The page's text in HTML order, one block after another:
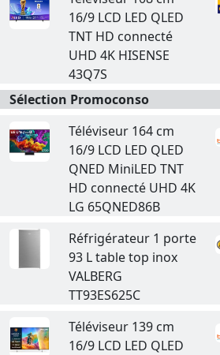
16/9 LCD LED QLED
TNT HD connecté
UHD 4K HISENSE
43Q7S
Sélection Promoconso
Téléviseur 164 cm
16/9 LCD LED QLED
QNED MiniLED TNT
HD connecté UHD 4K
LG 65QNED86B
Réfrigérateur 1 porte
93 L table top inox
VALBERG
TT93ES625C
Téléviseur 139 cm
16/9 LCD LED QLED